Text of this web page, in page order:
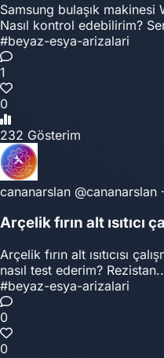
Samsung bulaşık makinesi
Nasıl kontrol edebilirim?
#beyaz-esya-arizalari
1
0
232 Gösterim
cananarslan @cananarslan ·
Arçelik fırın alt ısıtıcı
Arçelik fırın alt ısıtıcısı
nasıl test ederim?
#beyaz-esya-arizalari
0
0